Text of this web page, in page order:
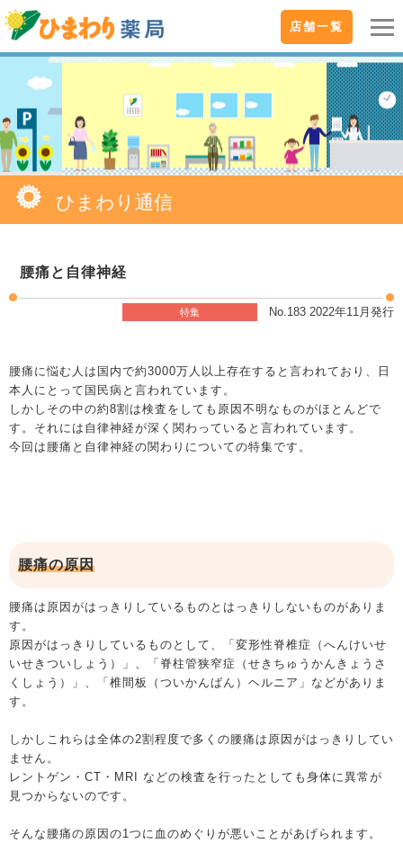
店舗一覧
ひまわり通信
腰痛と自律神経
特集 No.183 2022年11月発行
腰痛に悩む人は国内で約3000万人以上存在すると言われており、日
本人にとって国民病と言われています。
しかしその中の約8割は検査をしても原因不明なものがほとんどで
す。それには自律神経が深く関わっていると言われています。
今回は腰痛と自律神経の関わりについての特集です。
腰痛の原因
腰痛は原因がはっきりしているものとはっきりしないものがありま
す。
原因がはっきりしているものとして、「変形性脊椎症（へんけいせ
いせきついしょう）」、「脊柱管狭窄症（せきちゅうかんきょうさ
くしょう）」、「椎間板（ついかんばん）ヘルニア」などがありま
す。
しかしこれらは全体の2割程度で多くの腰痛は原因がはっきりしてい
ません。
レントゲン・CT・MRI などの検査を行ったとしても身体に異常が
見つからないのです。
そんな腰痛の原因の1つに血のめぐりが悪いことがあげられます。